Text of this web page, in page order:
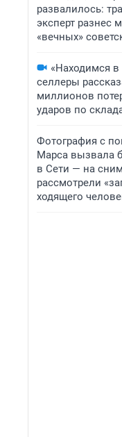
развалилось:
эксперт разнес
«вечных»
«Находимся в
селлеры
миллионов
ударов по
Фотография с
Марса вызвала
в Сети — на
рассмотрели
ходящего